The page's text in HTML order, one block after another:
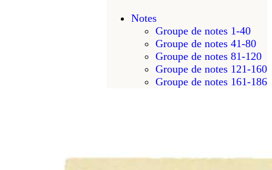
Notes
Groupe de notes 1-40
Groupe de notes 41-80
Groupe de notes 81-120
Groupe de notes 121-160
Groupe de notes 161-186